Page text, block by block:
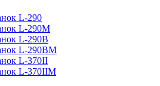
L-290
L-290M
L-290B
L-290BM
L-370II
L-370IIM